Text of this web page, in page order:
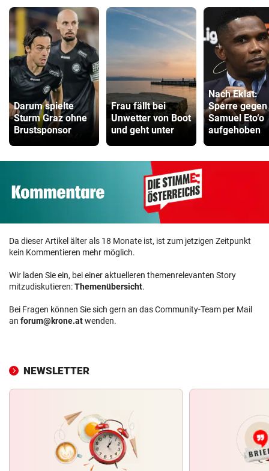
Darum spielte
Sturm Graz ohne
Brustsponsor
Frau fällt bei
Unwetter von Boot
und geht unter
Nach Eklat:
Sperre gegen
Samuel Eto‘o
aufgehoben
Da dieser Artikel älter als 18 Monate ist, ist zum jetzigen Zeitpunkt
kein Kommentieren mehr möglich.
Wir laden Sie ein, bei einer aktuelleren themenrelevanten Story
mitzudiskutieren:Themenübersicht.
Bei Fragen können Sie sich gern an das Community-Team per Mail
an forum@krone.atwenden.
NEWSLETTER